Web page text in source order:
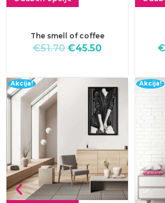
The smell of coffee
€51.70 €45.50 €
Akcija! Akcija!